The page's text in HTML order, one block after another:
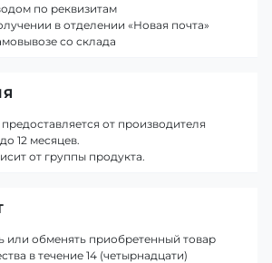
по реквизитам
в отделении «Новая почта»
со склада
от производителя
12 месяцев.
от группы продукта.
или обменять приобретенный товар
в течение 14 (четырнадцати)